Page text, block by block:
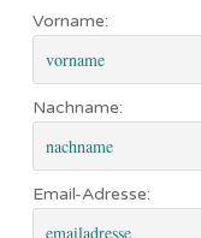
Vorname:
Nachname:
Email-Adresse: